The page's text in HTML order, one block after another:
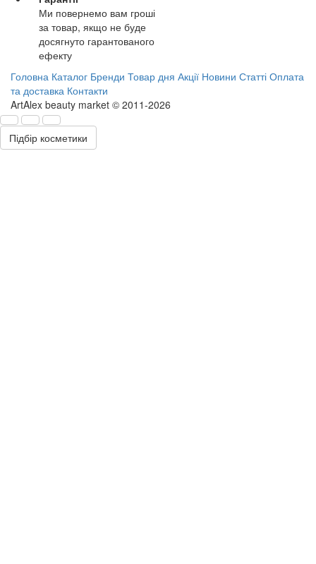
Ми повернемо вам гроші
за товар, якщо не буде
досягнуто гарантованого
ефекту
Головна Каталог Бренди Товар дня Акції Новини Статті Оплата
та доставка Контакти
ArtAlex beauty market © 2011-2026
Підбір косметики